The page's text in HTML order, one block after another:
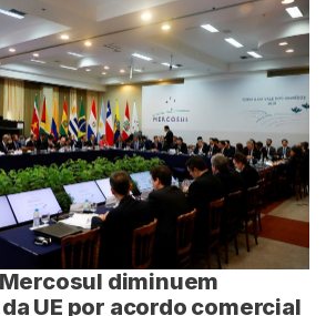
diminuem
UE por acordo comercial